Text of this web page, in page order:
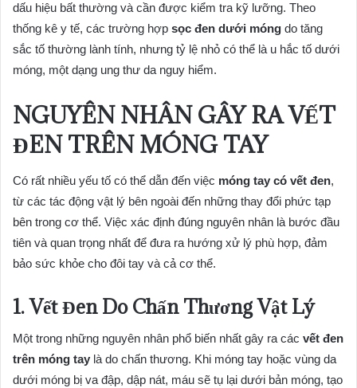
dấu hiệu bất thường và cần được kiểm tra kỹ lưỡng. Theo
thống kê y tế, các trường hợp sọc đen dưới móng do tăng
sắc tố thường lành tính, nhưng tỷ lệ nhỏ có thể là u hắc tố dưới
móng, một dạng ung thư da nguy hiểm.
NGUYÊN NHÂN GÂY RA VẾT
ĐEN TRÊN MÓNG TAY
Có rất nhiều yếu tố có thể dẫn đến việc móng tay có vết đen,
từ các tác động vật lý bên ngoài đến những thay đổi phức tạp
bên trong cơ thể. Việc xác định đúng nguyên nhân là bước đầu
tiên và quan trọng nhất để đưa ra hướng xử lý phù hợp, đảm
bảo sức khỏe cho đôi tay và cả cơ thể.
1. Vết Đen Do Chấn Thương Vật Lý
Một trong những nguyên nhân phổ biến nhất gây ra các vết đen
trên móng tay là do chấn thương. Khi móng tay hoặc vùng da
dưới móng bị va đập, dập nát, máu sẽ tụ lại dưới bản móng, tạo